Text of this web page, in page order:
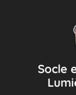
Socle